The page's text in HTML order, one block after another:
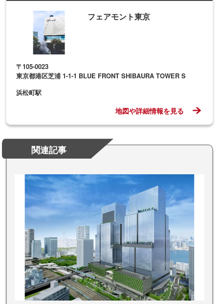
フェアモント東京
〒105-0023
東京都港区芝浦 1-1-1 BLUE FRONT SHIBAURA TOWER S
浜松町駅
地図や詳細情報を見る
関連記事